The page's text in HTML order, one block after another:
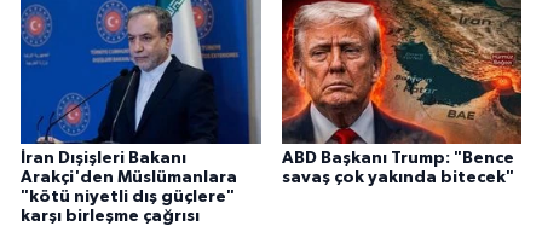
İran Dışişleri Bakanı
Arakçi'den Müslümanlara
"kötü niyetli dış güçlere"
karşı birleşme çağrısı
ABD Başkanı Trump: "Bence
savaş çok yakında bitecek"